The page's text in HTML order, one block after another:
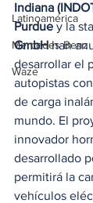
Latinoamérica
Mercedes Benz
Waze
Indiana
Purdue y la
GmbH han
desarrollar el
autopistas
de carga
mundo. El
innovador
desarrollado
permitirá la
vehículos